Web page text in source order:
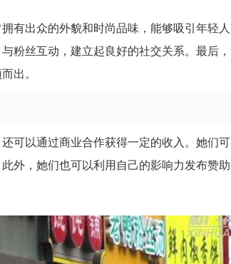
有出众的外貌和时尚品味，能够吸引年轻人
粉丝互动，建立起良好的社交关系。最后，
出。
可以通过商业合作获得一定的收入。她们可
外，她们也可以利用自己的影响力发布赞助